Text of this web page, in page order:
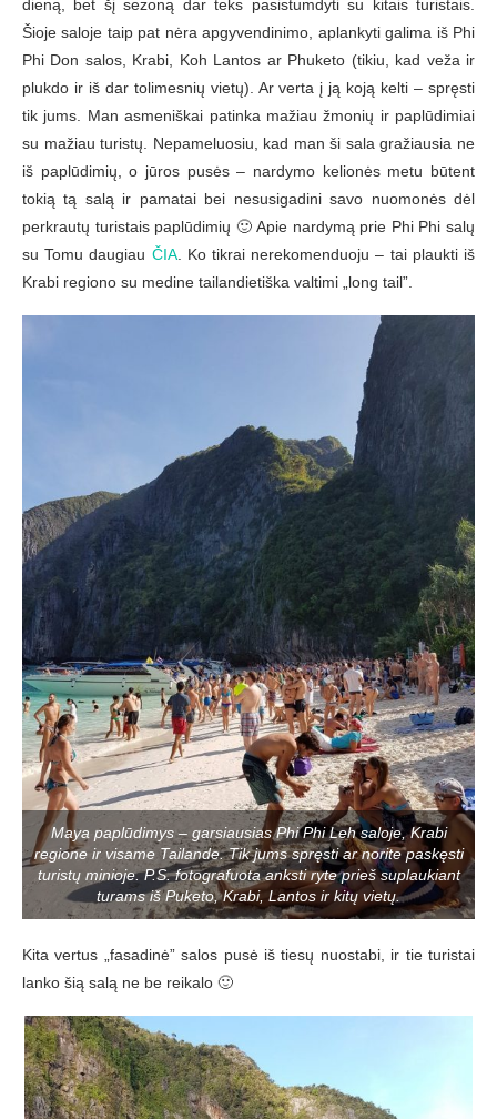
dieną, bet šį sezoną dar teks pasistumdyti su kitais turistais.
Šioje saloje taip pat nėra apgyvendinimo, aplankyti galima iš Phi
Phi Don salos, Krabi, Koh Lantos ar Phuketo (tikiu, kad veža ir
plukdo ir iš dar tolimesnių vietų). Ar verta į ją koją kelti – spręsti
tik jums. Man asmeniškai patinka mažiau žmonių ir paplūdimiai
su mažiau turistų. Nepameluosiu, kad man ši sala gražiausia ne
iš paplūdimių, o jūros pusės – nardymo kelionės metu būtent
tokią tą salą ir pamatai bei nesusigadini savo nuomonės dėl
perkrautų turistais paplūdimių 🙂 Apie nardymą prie Phi Phi salų
su Tomu daugiau ČIA. Ko tikrai nerekomenduoju – tai plaukti iš
Krabi regiono su medine tailandietiška valtimi „long tail”.
Maya paplūdimys – garsiausias Phi Phi Leh saloje, Krabi
regione ir visame Tailande. Tik jums spręsti ar norite paskęsti
turistų minioje. P.S. fotografuota anksti ryte prieš suplaukiant
turams iš Puketo, Krabi, Lantos ir kitų vietų.
Kita vertus „fasadinė” salos pusė iš tiesų nuostabi, ir tie turistai
lanko šią salą ne be reikalo 🙂